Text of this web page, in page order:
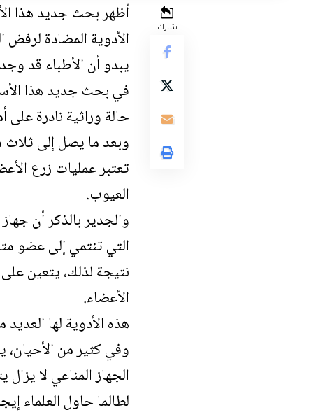
شارك
أظهر بحث جديد هذا
الأدوية المضادة لرفض
يبدو أن الأطباء قد
في بحث جديد هذا
حالة وراثية نادرة
وبعد ما يصل إلى
تعتبر عمليات زرع
العيوب.
والجدير بالذكر أن
التي تنتمي إلى عضو
نتيجة لذلك، يتعين
الأعضاء.
هذه الأدوية لها
وفي كثير من الأحيان،
الجهاز المناعي لا
لطالما حاول العلماء